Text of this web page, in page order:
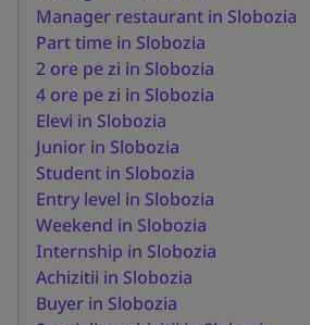
Manager restaurant in Slobozia
Part time in Slobozia
2 ore pe zi in Slobozia
4 ore pe zi in Slobozia
Elevi in Slobozia
Junior in Slobozia
Student in Slobozia
Entry level in Slobozia
Weekend in Slobozia
Internship in Slobozia
Achizitii in Slobozia
Buyer in Slobozia